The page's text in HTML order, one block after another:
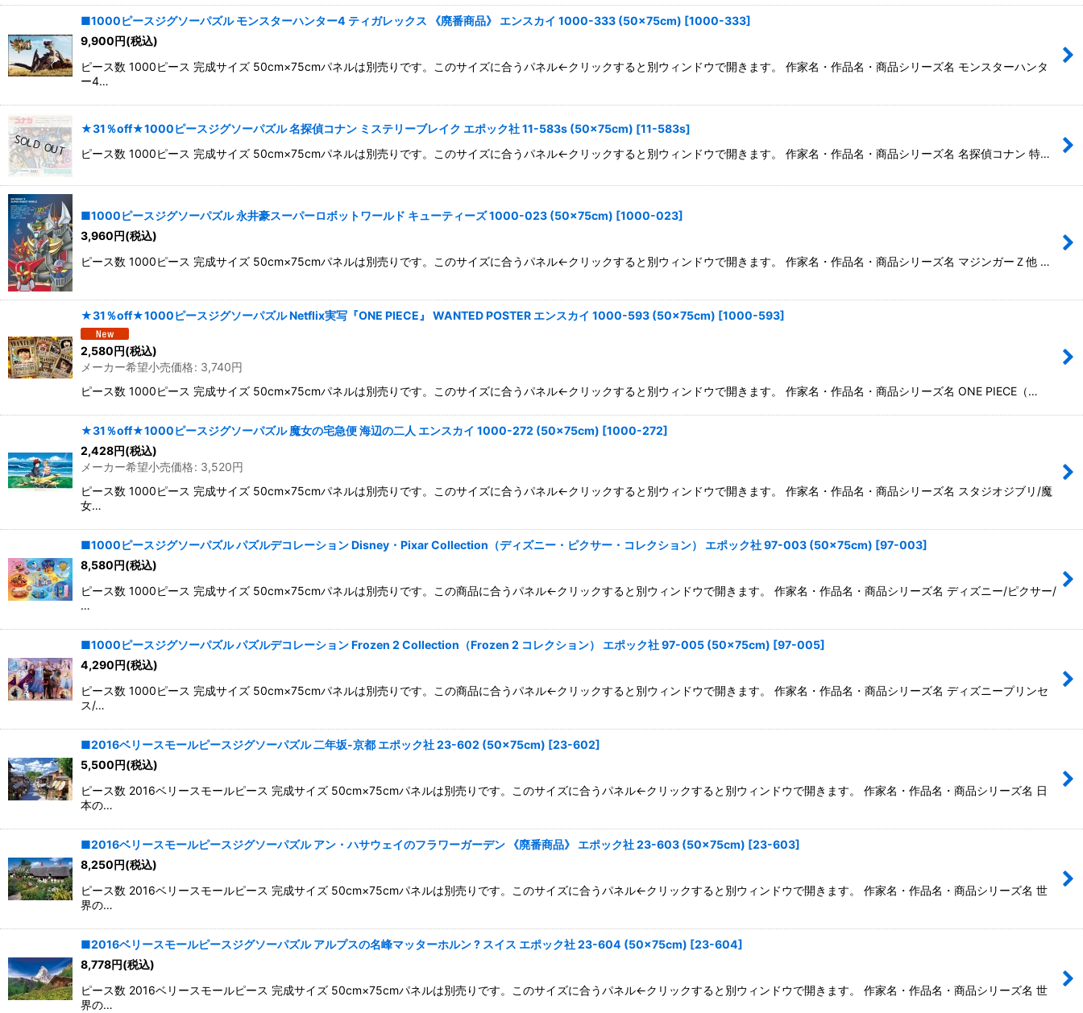
■1000ピースジグソーパズル モンスターハンター4 ティガレックス 《廃番商品》 エンスカイ 1000-333 (50×75cm) [1000-333]
9,900円(税込)
ピース数 1000ピース 完成サイズ 50cm×75cmパネルは別売りです。このサイズに合うパネル←クリックすると別ウィンドウで開きます。 作家名・作品名・商品シリーズ名 モンスターハンタ
ー4…
★31％off★1000ピースジグソーパズル 名探偵コナン ミステリーブレイク エポック社 11-583s (50×75cm) [11-583s]
ピース数 1000ピース 完成サイズ 50cm×75cmパネルは別売りです。このサイズに合うパネル←クリックすると別ウィンドウで開きます。 作家名・作品名・商品シリーズ名 名探偵コナン 特…
■1000ピースジグソーパズル 永井豪スーパーロボットワールド キューティーズ 1000-023 (50×75cm) [1000-023]
3,960円(税込)
ピース数 1000ピース 完成サイズ 50cm×75cmパネルは別売りです。このサイズに合うパネル←クリックすると別ウィンドウで開きます。 作家名・作品名・商品シリーズ名 マジンガーＺ他 …
★31％off★1000ピースジグソーパズル Netflix実写『ONE PIECE』 WANTED POSTER エンスカイ 1000-593 (50×75cm) [1000-593]
2,580円(税込)
メーカー希望小売価格: 3,740円
ピース数 1000ピース 完成サイズ 50cm×75cmパネルは別売りです。このサイズに合うパネル←クリックすると別ウィンドウで開きます。 作家名・作品名・商品シリーズ名 ONE PIECE（…
★31％off★1000ピースジグソーパズル 魔女の宅急便 海辺の二人 エンスカイ 1000-272 (50×75cm) [1000-272]
2,428円(税込)
メーカー希望小売価格: 3,520円
ピース数 1000ピース 完成サイズ 50cm×75cmパネルは別売りです。このサイズに合うパネル←クリックすると別ウィンドウで開きます。 作家名・作品名・商品シリーズ名 スタジオジブリ/魔
女…
■1000ピースジグソーパズル パズルデコレーション Disney・Pixar Collection（ディズニー・ピクサー・コレクション） エポック社 97-003 (50×75cm) [97-003]
8,580円(税込)
ピース数 1000ピース 完成サイズ 50cm×75cmパネルは別売りです。この商品に合うパネル←クリックすると別ウィンドウで開きます。 作家名・作品名・商品シリーズ名 ディズニー/ピクサー/
…
■1000ピースジグソーパズル パズルデコレーション Frozen 2 Collection（Frozen 2 コレクション） エポック社 97-005 (50×75cm) [97-005]
4,290円(税込)
ピース数 1000ピース 完成サイズ 50cm×75cmパネルは別売りです。この商品に合うパネル←クリックすると別ウィンドウで開きます。 作家名・作品名・商品シリーズ名 ディズニープリンセ
ス/…
■2016ベリースモールピースジグソーパズル 二年坂-京都 エポック社 23-602 (50×75cm) [23-602]
5,500円(税込)
ピース数 2016ベリースモールピース 完成サイズ 50cm×75cmパネルは別売りです。このサイズに合うパネル←クリックすると別ウィンドウで開きます。 作家名・作品名・商品シリーズ名 日
本の…
■2016ベリースモールピースジグソーパズル アン・ハサウェイのフラワーガーデン 《廃番商品》 エポック社 23-603 (50×75cm) [23-603]
8,250円(税込)
ピース数 2016ベリースモールピース 完成サイズ 50cm×75cmパネルは別売りです。このサイズに合うパネル←クリックすると別ウィンドウで開きます。 作家名・作品名・商品シリーズ名 世
界の…
■2016ベリースモールピースジグソーパズル アルプスの名峰マッターホルン ? スイス エポック社 23-604 (50×75cm) [23-604]
8,778円(税込)
ピース数 2016ベリースモールピース 完成サイズ 50cm×75cmパネルは別売りです。このサイズに合うパネル←クリックすると別ウィンドウで開きます。 作家名・作品名・商品シリーズ名 世
界の…